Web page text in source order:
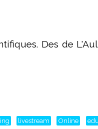
Des de
livestream Online